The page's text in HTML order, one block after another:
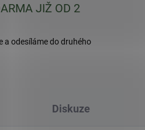
JIŽ OD 2
a odesíláme do druhého
Diskuze